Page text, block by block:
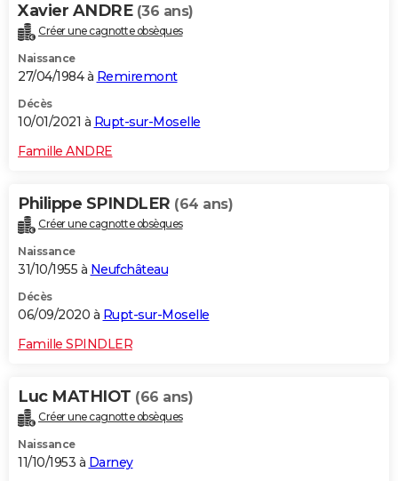
Xavier ANDRE (36 ans)
Créer une cagnotte obsèques
Naissance
27/04/1984 à Remiremont
Décès
10/01/2021 à Rupt-sur-Moselle
Famille ANDRE
Philippe SPINDLER (64 ans)
Créer une cagnotte obsèques
Naissance
31/10/1955 à Neufchâteau
Décès
06/09/2020 à Rupt-sur-Moselle
Famille SPINDLER
Luc MATHIOT (66 ans)
Créer une cagnotte obsèques
Naissance
11/10/1953 à Darney